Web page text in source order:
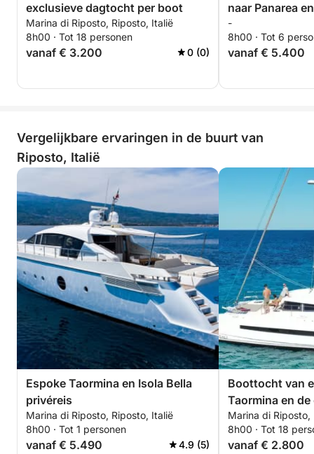
exclusieve dagtocht per boot
Marina di Riposto, Riposto, Italië
8h00 · Tot 18 personen
vanaf € 3.200 0 (0)
naar Panarea
-
8h00 · Tot 6
vanaf € 5.400
Vergelijkbare ervaringen in de buurt van
Riposto, Italië
Espoke Taormina en Isola Bella
privéreis
Marina di Riposto, Riposto, Italië
8h00 · Tot 1 personen
vanaf € 5.490 4.9 (5)
Boottocht van
Taormina en
Sicilië
Marina di Riposto,
8h00 · Tot 18
vanaf € 2.800